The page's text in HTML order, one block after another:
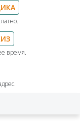
время.